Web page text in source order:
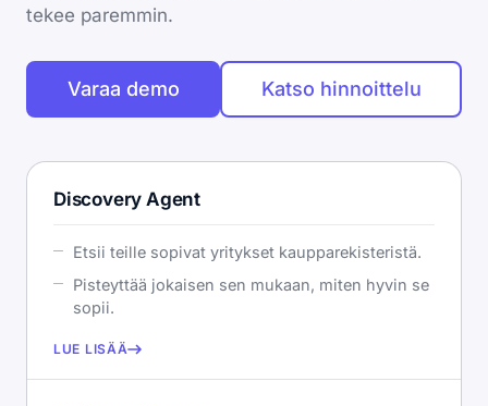
tekee paremmin.
Varaa demo Katso hinnoittelu
Discovery Agent
Etsii teille sopivat yritykset kaupparekisteristä.
Pisteyttää jokaisen sen mukaan, miten hyvin se
sopii.
LUE LISÄÄ